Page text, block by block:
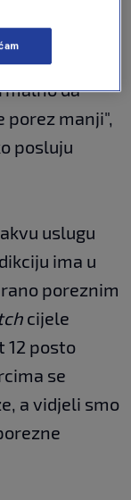
posto, a
da
porez manji",
posluju
uslugu
ima u
poreznim
cijele
12 posto
se
a vidjeli smo